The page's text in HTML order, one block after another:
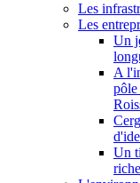
Les
Les
Un
A
pôle
Un